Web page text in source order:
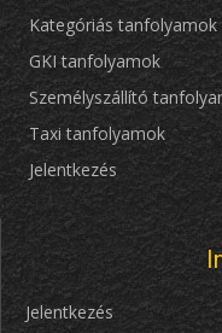
Kategóriás tanfolyamok
GKI tanfolyamok
Személyszállító
Taxi tanfolyamok
Jelentkezés
Jelentkezés